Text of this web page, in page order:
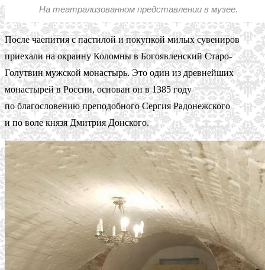
На театрализованном представлении в музее.
После чаепития с пастилой и покупкой милых сувениров
приехали на окраину Коломны в Богоявленский Старо-
Голутвин мужской монастырь. Это один из древнейших
монастырей в России, основан он в 1385 году
по благословению преподобного Сергия Радонежского
и по воле князя Дмитрия Донского.